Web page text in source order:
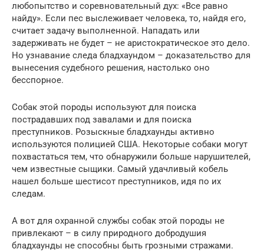
любопытство и соревновательный дух: «Все равно
найду». Если пес выслеживает человека, то, найдя его,
считает задачу выполненной. Нападать или
задерживать не будет – не аристократическое это дело.
Но узнавание следа бладхаундом – доказательство для
вынесения судебного решения, настолько оно
бесспорное.
Собак этой породы используют для поиска
пострадавших под завалами и для поиска
преступников. Розыскные бладхаунды активно
используются полицией США. Некоторые собаки могут
похвастаться тем, что обнаружили больше нарушителей,
чем известные сыщики. Самый удачливый кобель
нашел больше шестисот преступников, идя по их
следам.
А вот для охранной службы собак этой породы не
привлекают – в силу природного добродушия
бладхаунды не способны быть грозными стражами.